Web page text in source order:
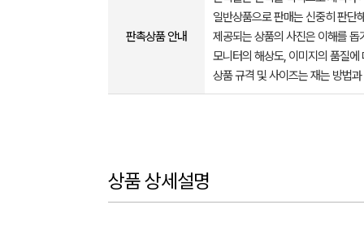
판촉상품 안내
일반상품으로 판매는 신중히 판단
제공되는 상품의 사진은 이해를
모니터의 해상도, 이미지의 품질
상품 규격 및 사이즈는 재는 방법
상품 상세설명